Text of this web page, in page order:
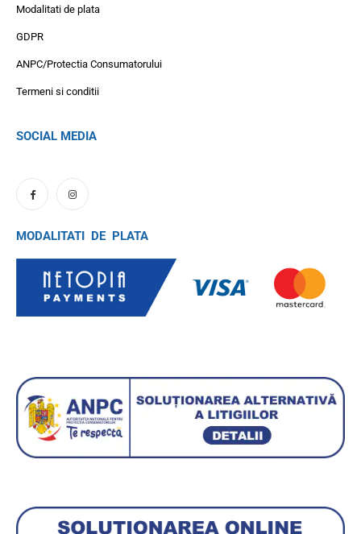
Modalitati de plata
GDPR
ANPC/Protectia Consumatorului
Termeni si conditii
SOCIAL MEDIA
MODALITATI DE PLATA